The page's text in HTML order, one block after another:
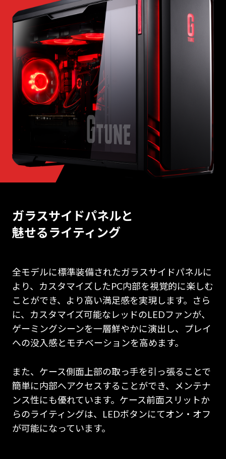
ガラスサイドパネルと
魅せるライティング
全モデルに標準装備されたガラスサイドパネルに
より、カスタマイズしたPC内部を視覚的に楽しむ
ことができ、より高い満足感を実現します。さら
に、カスタマイズ可能なレッドのLEDファンが、
ゲーミングシーンを一層鮮やかに演出し、プレイ
への没入感とモチベーションを高めます。
また、ケース側面上部の取っ手を引っ張ることで
簡単に内部へアクセスすることができ、メンテナ
ンス性にも優れています。ケース前面スリットか
らのライティングは、LEDボタンにてオン・オフ
が可能になっています。